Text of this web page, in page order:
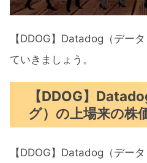
【DDOG】Datadog（デー
ていきましょう。
【DDOG】
グ）の上場来の株
【DDOG】Datadog（デー